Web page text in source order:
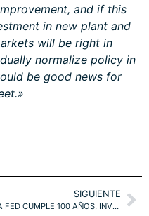
and if this
in new plant and
will be right in
normalize policy in
be good news for
SIGUIENTE
LA FED CUMPLE 100 AÑOS, INVERSORES INSULTANTES Y SP500 FATIGADO